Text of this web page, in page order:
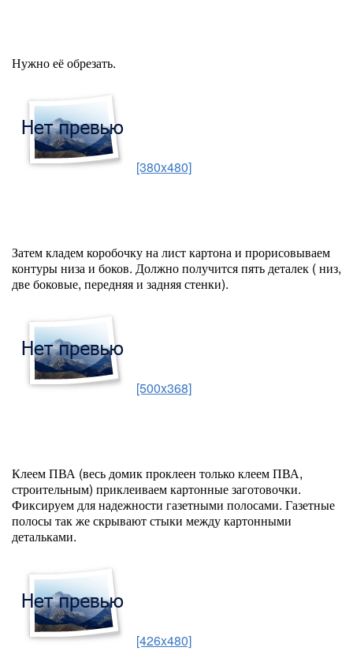
Нужно её обрезать.
[380x480]
Затем кладем коробочку на лист картона и прорисовываем
контуры низа и боков. Должно получится пять деталек ( низ,
две боковые, передняя и задняя стенки).
[500x368]
Клеем ПВА (весь домик проклеен только клеем ПВА,
строительным) приклеиваем картонные заготовочки.
Фиксируем для надежности газетными полосами. Газетные
полосы так же скрывают стыки между картонными
детальками.
[426x480]